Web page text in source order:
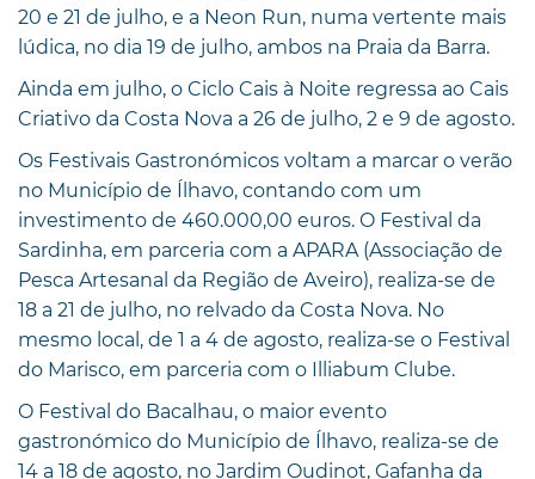
20 e 21 de julho, e a Neon Run, numa vertente mais
lúdica, no dia 19 de julho, ambos na Praia da Barra.
Ainda em julho, o Ciclo Cais à Noite regressa ao Cais
Criativo da Costa Nova a 26 de julho, 2 e 9 de agosto.
Os Festivais Gastronómicos voltam a marcar o verão
no Município de Ílhavo, contando com um
investimento de 460.000,00 euros. O Festival da
Sardinha, em parceria com a APARA (Associação de
Pesca Artesanal da Região de Aveiro), realiza-se de
18 a 21 de julho, no relvado da Costa Nova. No
mesmo local, de 1 a 4 de agosto, realiza-se o Festival
do Marisco, em parceria com o Illiabum Clube.
O Festival do Bacalhau, o maior evento
gastronómico do Município de Ílhavo, realiza-se de
14 a 18 de agosto, no Jardim Oudinot, Gafanha da